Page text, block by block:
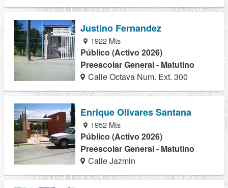
Justino Fernandez
1922 Mts
Público (Activo 2026)
Preescolar General - Matutino
Calle Octava Num. Ext. 300
Enrique Olivares Santana
1952 Mts
Público (Activo 2026)
Preescolar General - Matutino
Calle Jazmin